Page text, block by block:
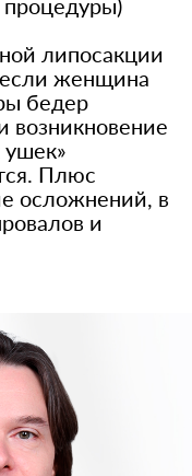
процедуры)
липосакции
если женщина
бедер
возникновение
ушек»
Плюс
осложнений, в
и